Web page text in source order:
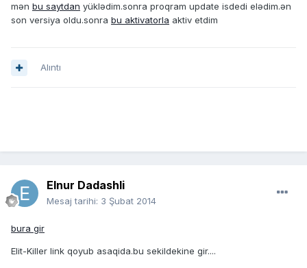
mən bu saytdan yüklədim.sonra proqram update isdedi elədim.ən
son versiya oldu.sonra bu aktivatorla aktiv etdim
Alıntı
Elnur Dadashli
Mesaj tarihi: 3 Şubat 2014
bura gir
Elit-Killer link qoyub asaqida.bu sekildekine gir....